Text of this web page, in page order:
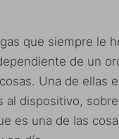
que siempre le
de un
Una de ellas
al dispositivo,
es una de las